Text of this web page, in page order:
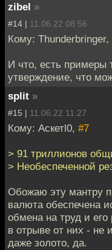
zibel »
#14 | 11.06.22 08:56
Кому: Thunderbringer,
И что, есть примеры
утверждение, что
split »
#15 | 11.06.22 11:27
Кому: Аскетl0, #7
> 91 триллионов
> Необеспеченной
Обожаю эту мантру
валюта обеспечена
обмена на труд и
в отрыве от них - не
даже золото, да.